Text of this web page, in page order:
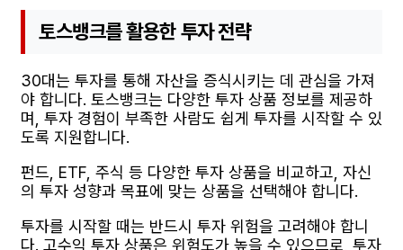
토스뱅크를 활용한 투자 전략
30대는 투자를 통해 자산을 증식시키는 데 관심을 가져
야 합니다. 토스뱅크는 다양한 투자 상품 정보를 제공하
며, 투자 경험이 부족한 사람도 쉽게 투자를 시작할 수 있
도록 지원합니다.
펀드, ETF, 주식 등 다양한 투자 상품을 비교하고, 자신
의 투자 성향과 목표에 맞는 상품을 선택해야 합니다.
투자를 시작할 때는 반드시 투자 위험을 고려해야 합니
다. 고수익 투자 상품은 위험도가 높을 수 있으므로, 투자